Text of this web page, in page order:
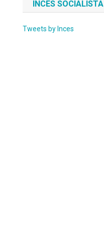
INCES SOCIALISTA
Tweets by Inces